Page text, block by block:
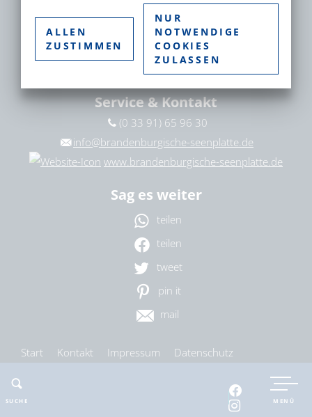
MENÜ
SUCHE
alle Kategorien
bitte wählen
ZURÜCKSETZEN
Markenmanagement
Fischbänkenstr. 8
16816 Neuruppin
Service & Kontakt
(0 33 91) 65 96 30
info@brandenburgische-seenplatte.de
www.brandenburgische-seenplatte.de
Sag es weiter
teilen
teilen
tweet
pin it
mail
Start Kontakt Impressum
Datenschutz
ALLEN
ZUSTIMMEN
NUR
NOTWENDIGE
COOKIES
ZULASSEN